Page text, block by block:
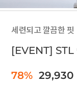
세련되고 깔끔한 핏
[EVENT] STL
78% 29,930